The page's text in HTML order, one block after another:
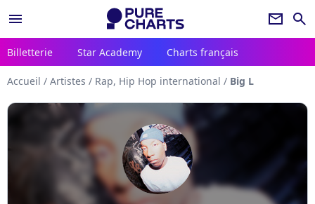
menu newsletter search
Billetterie Star Academy Charts français
Accueil / Artistes / Rap, Hip Hop international / Big L